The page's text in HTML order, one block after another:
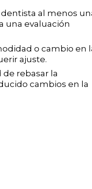
al menos
una evaluación
o cambio en
ajuste.
rebasar la
cambios en la